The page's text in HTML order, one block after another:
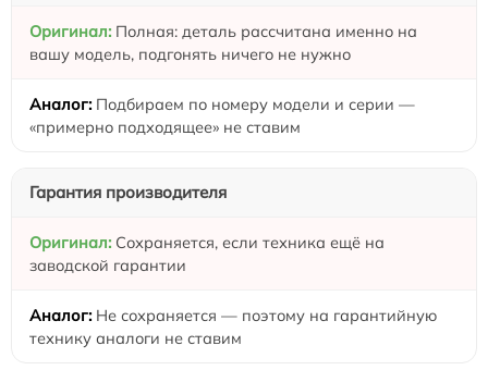
Полная: деталь рассчитана именно на
вашу модель, подгонять ничего не нужно
Подбираем по номеру модели и серии —
«примерно подходящее» не ставим
Гарантия производителя
Сохраняется, если техника ещё на
заводской гарантии
Не сохраняется — поэтому на гарантийную
технику аналоги не ставим